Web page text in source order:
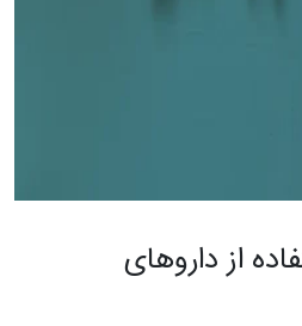
از داروهای